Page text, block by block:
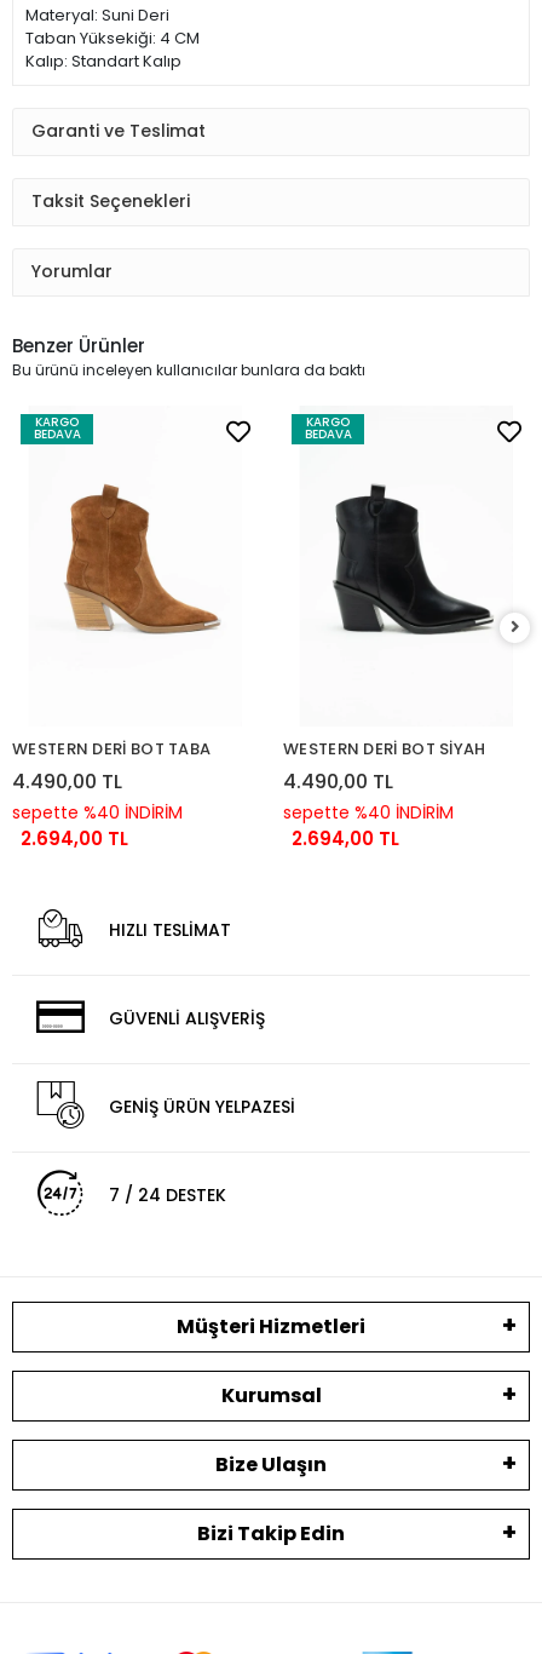
Materyal: Suni Deri
Taban Yüksekiği: 4 CM
Kalıp: Standart Kalıp
Garanti ve Teslimat
Taksit Seçenekleri
Yorumlar
Benzer Ürünler
Bu ürünü inceleyen kullanıcılar bunlara da baktı
KARGO
BEDAVA
WESTERN DERİ BOT TABA
4.490,00 TL
sepette %40 İNDİRİM
2.694,00 TL
KARGO
BEDAVA
WESTERN DERİ BOT SİYAH
4.490,00 TL
sepette %40 İNDİRİM
2.694,00 TL
HIZLI TESLİMAT
GÜVENLİ ALIŞVERİŞ
GENİŞ ÜRÜN YELPAZESİ
7 / 24 DESTEK
Müşteri Hizmetleri
Kurumsal
Bize Ulaşın
Bizi Takip Edin